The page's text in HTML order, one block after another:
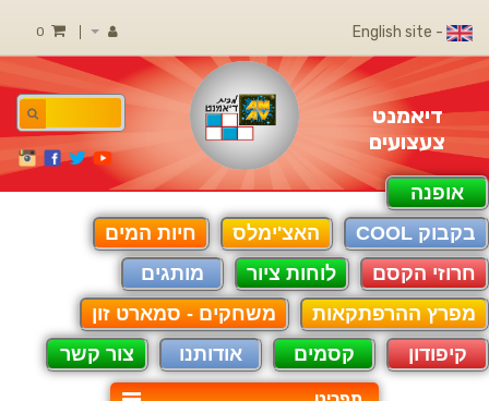
- English site
דיאמנט
צעצועים
אופנה
בקבוק COOL
האצ'ימלס
חיות המים
חרוזי הקסם
לוחות ציור
מותגים
מפרץ ההרפתקאות
משחקים - סמארט זון
קיפודון
קסמים אודותנו צור קשר